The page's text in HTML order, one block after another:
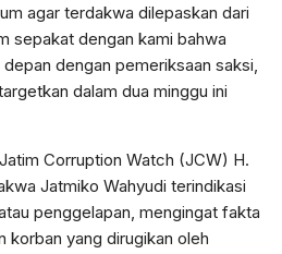
agar terdakwa dilepaskan dari
sepakat dengan kami bahwa
dengan pemeriksaan saksi,
dalam dua minggu ini
Corruption Watch (JCW) H.
Jatmiko Wahyudi terindikasi
penggelapan, mengingat fakta
korban yang dirugikan oleh